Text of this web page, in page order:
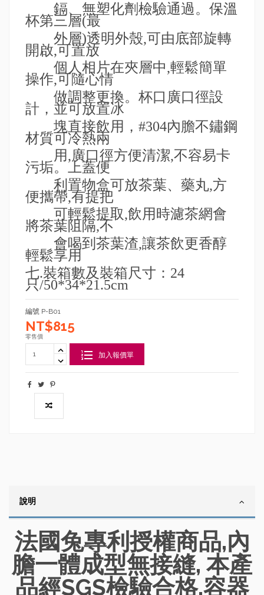
鎘、無塑化劑檢驗通過。保溫
杯第三層(最
外層)透明外殼,可由底部旋轉
開啟,可置放
個人相片在夾層中,輕鬆簡單
操作,可隨心情
做調整更換。杯口廣口徑設
計，並可放置冰
塊直接飲用， #304內膽不鏽鋼
材質可冷熱兩
用,廣口徑方便清潔,不容易卡
污垢。上蓋便
利置物盒可放茶葉、藥丸,方
便攜帶,有提把
可輕鬆提取,飲用時濾茶網會
將茶葉阻隔,不
會喝到茶葉渣,讓茶飲更香醇
輕鬆享用
七.裝箱數及裝箱尺寸： 24
只/50*34*21.5cm
編號 P-B01
NT$815
零售價
加入報價單
說明
法國兔專利授權商品,內
膽一體成型無接縫, 本產
品經SGS檢驗合格,容器